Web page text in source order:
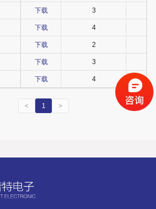
下载 3
下载 4
下载 2
下载 3
下载 4
< 1 >